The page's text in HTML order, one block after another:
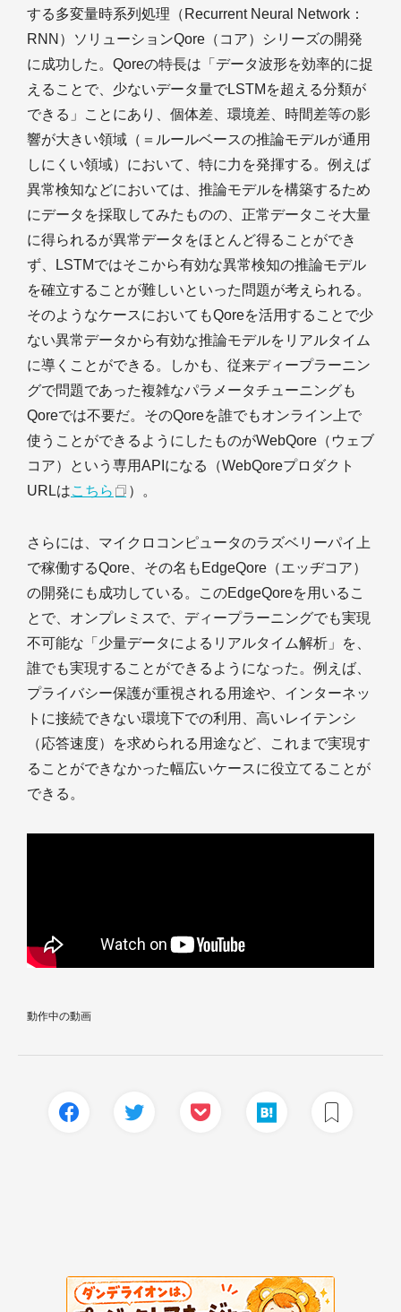
する多変量時系列処理（Recurrent Neural Network：
RNN）ソリューションQore（コア）シリーズの開発
に成功した。Qoreの特長は「データ波形を効率的に捉
えることで、少ないデータ量でLSTMを超える分類が
できる」ことにあり、個体差、環境差、時間差等の影
響が大きい領域（＝ルールベースの推論モデルが通用
しにくい領域）において、特に力を発揮する。例えば
異常検知などにおいては、推論モデルを構築するため
にデータを採取してみたものの、正常データこそ大量
に得られるが異常データをほとんど得ることができ
ず、LSTMではそこから有効な異常検知の推論モデル
を確立することが難しいといった問題が考えられる。
そのようなケースにおいてもQoreを活用することで少
ない異常データから有効な推論モデルをリアルタイム
に導くことができる。しかも、従来ディープラーニン
グで問題であった複雑なパラメータチューニングも
Qoreでは不要だ。そのQoreを誰でもオンライン上で
使うことができるようにしたものがWebQore（ウェブ
コア）という専用APIになる（WebQoreプロダクト
URLはこちら ）。
さらには、マイクロコンピュータのラズベリーパイ上
で稼働するQore、その名もEdgeQore（エッヂコア）
の開発にも成功している。このEdgeQoreを用いるこ
とで、オンプレミスで、ディープラーニングでも実現
不可能な「少量データによるリアルタイム解析」を、
誰でも実現することができるようになった。例えば、
プライバシー保護が重視される用途や、インターネッ
トに接続できない環境下での利用、高いレイテンシ
（応答速度）を求められる用途など、これまで実現す
ることができなかった幅広いケースに役立てることが
できる。
動作中の動画